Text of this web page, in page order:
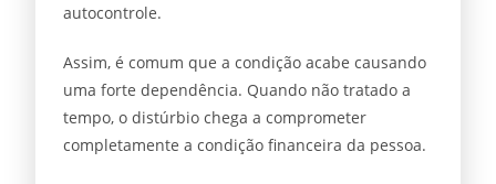
autocontrole.
Assim, é comum que a condição acabe causando
uma forte dependência. Quando não tratado a
tempo, o distúrbio chega a comprometer
completamente a condição financeira da pessoa.